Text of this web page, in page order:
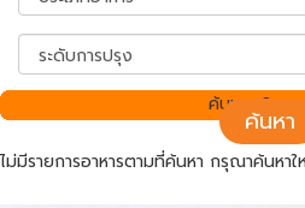
ค้นหา
ไม่มีรายการอาหารตามที่ค้นหา กรุณาค้นหา
ค้นพบ 0 ราย